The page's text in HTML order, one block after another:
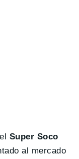
Super Soco
al mercado